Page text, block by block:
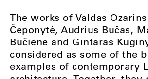
The works of Valdas
Čeponytė, Audrius Bučas,
Bučienė and Gintaras
considered as some of the
examples of contemporary